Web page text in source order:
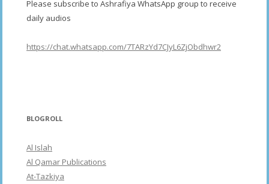
Please subscribe to Ashrafiya WhatsApp group to receive
daily audios
https://chat.whatsapp.com/7TARzYd7CJyL6ZjObdhwr2
BLOGROLL
Al Islah
Al Qamar Publications
At-Tazkiya